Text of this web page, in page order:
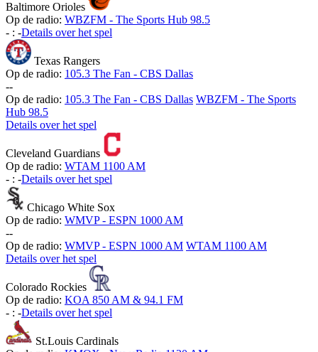
Baltimore Orioles
Op de radio: WBZFM - The Sports Hub 98.5
- : -Details over het spel
Texas Rangers
Op de radio: 105.3 The Fan - CBS Dallas
--
Op de radio: 105.3 The Fan - CBS Dallas WBZFM - The Sports
Hub 98.5
Details over het spel
Cleveland Guardians
Op de radio: WTAM 1100 AM
- : -Details over het spel
Chicago White Sox
Op de radio: WMVP - ESPN 1000 AM
--
Op de radio: WMVP - ESPN 1000 AM WTAM 1100 AM
Details over het spel
Colorado Rockies
Op de radio: KOA 850 AM & 94.1 FM
- : -Details over het spel
St.Louis Cardinals